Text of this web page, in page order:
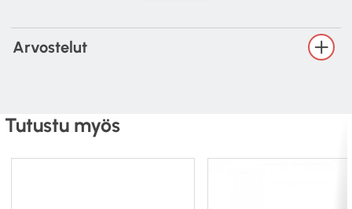
DSD-ympäristössä
Erittäin alhainen kohina
Upea ulkoasu sekä laadukas rakenne
Arvostelut
Tutustu myös